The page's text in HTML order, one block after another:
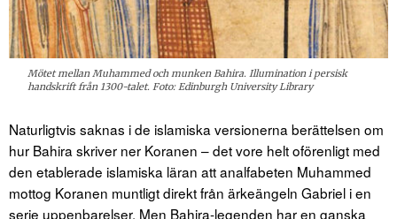
Mötet mellan Muhammed och munken Bahira. Illumination i persisk
handskrift från 1300-talet. Foto: Edinburgh University Library
Naturligtvis saknas i de islamiska versionerna berättelsen om
hur Bahira skriver ner Koranen – det vore helt oförenligt med
den etablerade islamiska läran att analfabeten Muhammed
mottog Koranen muntligt direkt från ärkeängeln Gabriel i en
serie uppenbarelser. Men Bahira-legenden har en ganska